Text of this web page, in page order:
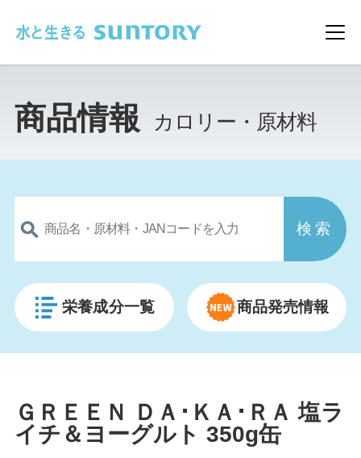
メ
商品情報 カロリー・原材料
栄養成分一覧 商品発売情報
ＧＲＥＥＮ ＤＡ･ＫＡ･ＲＡ 塩ラ
イチ＆ヨーグルト 350g缶